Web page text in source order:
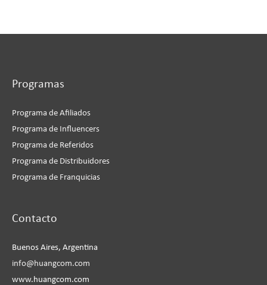
Programas
Programa de Afiliados
Programa de Influencers
Programa de Referidos
Programa de Distribuidores
Programa de Franquicias
Contacto
Buenos Aires, Argentina
info@huangcom.com
www.huangcom.com